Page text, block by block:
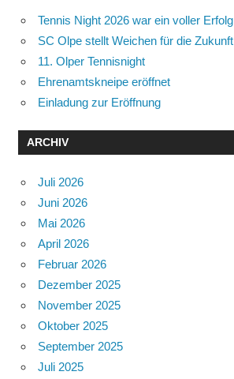
Tennis Night 2026 war ein voller Erfolg
SC Olpe stellt Weichen für die Zukunft
11. Olper Tennisnight
Ehrenamtskneipe eröffnet
Einladung zur Eröffnung
ARCHIV
Juli 2026
Juni 2026
Mai 2026
April 2026
Februar 2026
Dezember 2025
November 2025
Oktober 2025
September 2025
Juli 2025